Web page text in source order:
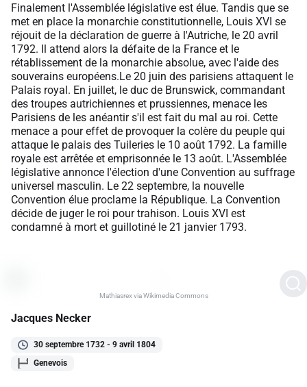
Finalement l'Assemblée législative est élue. Tandis que se
met en place la monarchie constitutionnelle, Louis XVI se
réjouit de la déclaration de guerre à l'Autriche, le 20 avril
1792. Il attend alors la défaite de la France et le
rétablissement de la monarchie absolue, avec l'aide des
souverains européens.Le 20 juin des parisiens attaquent le
Palais royal. En juillet, le duc de Brunswick, commandant
des troupes autrichiennes et prussiennes, menace les
Parisiens de les anéantir s'il est fait du mal au roi. Cette
menace a pour effet de provoquer la colère du peuple qui
attaque le palais des Tuileries le 10 août 1792. La famille
royale est arrêtée et emprisonnée le 13 août. L'Assemblée
législative annonce l'élection d'une Convention au suffrage
universel masculin. Le 22 septembre, la nouvelle
Convention élue proclame la République. La Convention
décide de juger le roi pour trahison. Louis XVI est
condamné à mort et guillotiné le 21 janvier 1793.
Mathiasrex via Wikimedia Commons
Jacques Necker
30 septembre 1732 - 9 avril 1804
Genevois